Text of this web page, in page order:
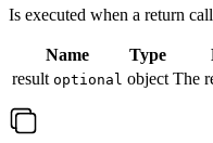
Is executed when a return
Name Type
result optional object The